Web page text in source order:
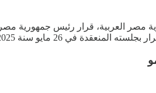
في 26 مايو سنة 2025 .